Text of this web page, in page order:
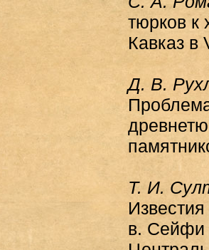
тюрков к
Кавказ
Д. В.
Т. И.
в. Сейфи